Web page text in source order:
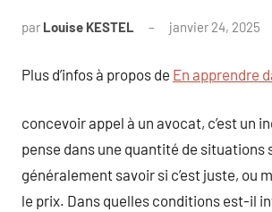
par Louise KESTEL janvier 24, 2025
Plus d’infos à propos de En apprendre
concevoir appel à un avocat, c’est un
pense dans une quantité de situations
généralement savoir si c’est juste, ou
le prix. Dans quelles conditions est-il